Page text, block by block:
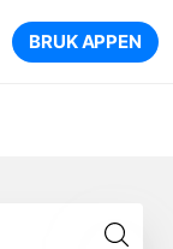
BRUK APPEN